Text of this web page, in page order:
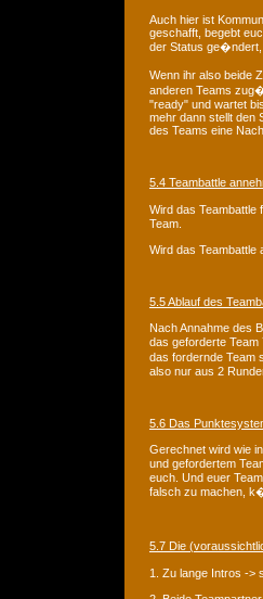
Auch hier ist
geschafft, begebt
der Status ge�ndert,
Wenn ihr also beide
anderen Teams
"ready" und wartet
mehr dann stellt den
des Teams eine
5.4 Teambattle
Wird das
Team.
Wird das Teambattle
5.5 Ablauf des
Nach Annahme des
das geforderte
das fordernde Team
also nur aus 2
5.6 Das
Gerechnet wird wie
und gefordertem
euch. Und euer
falsch zu machen,
5.7 Die
1. Zu lange Intros ->